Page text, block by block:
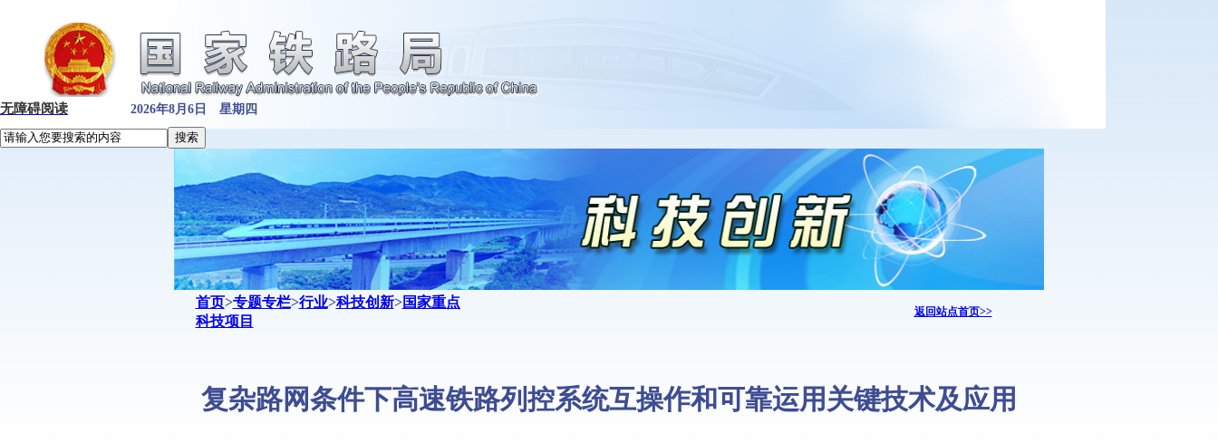
无障碍阅读 2026年8月6日 星期四
首页>专题专栏>行业>科技创新>国家重点
科技项目
返回站点首页>>
复杂路网条件下高速铁路列控系统互操作和可靠运用关键技术及应用